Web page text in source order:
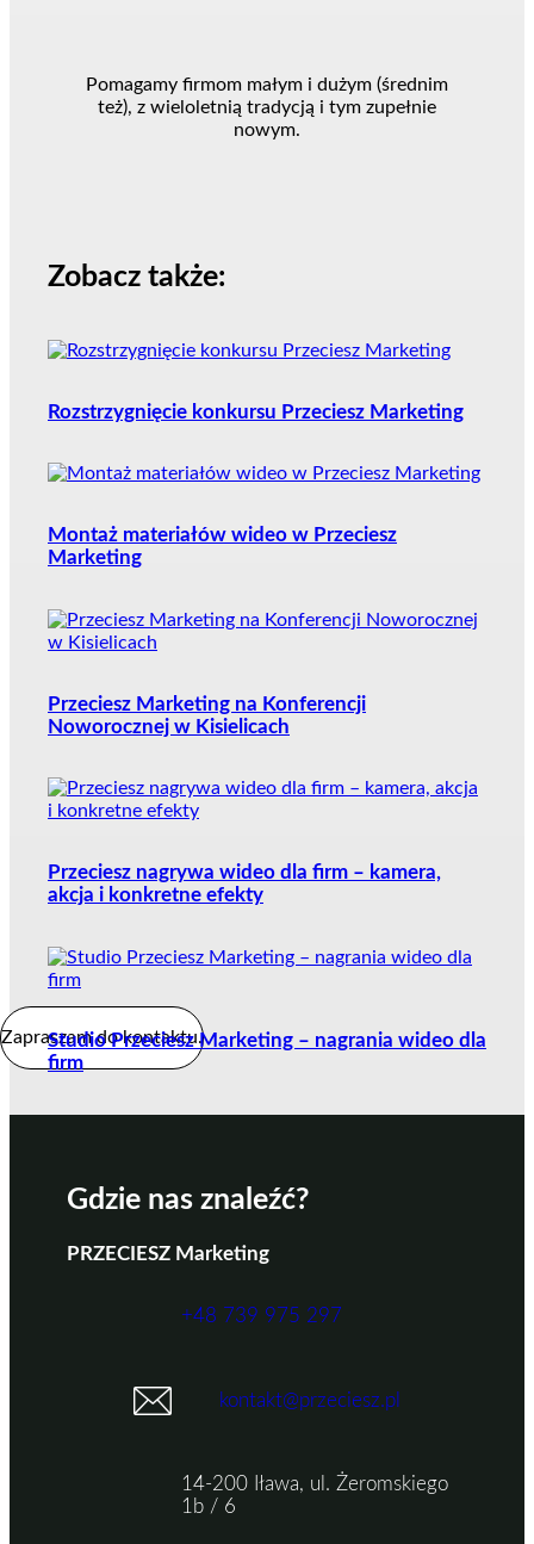
Pomagamy firmom małym i dużym (średnim
też), z wieloletnią tradycją i tym zupełnie
nowym.
Zobacz także:
Rozstrzygnięcie konkursu Przeciesz Marketing
Montaż materiałów wideo w Przeciesz
Marketing
Przeciesz Marketing na Konferencji
Noworocznej w Kisielicach
Przeciesz nagrywa wideo dla firm – kamera,
akcja i konkretne efekty
Studio Przeciesz Marketing – nagrania wideo dla
firm
Gdzie nas znaleźć?
PRZECIESZ Marketing
+48 739 975 297
kontakt@przeciesz.pl
14-200 Iława, ul. Żeromskiego
1b / 6
Zapraszam do kontaktu.